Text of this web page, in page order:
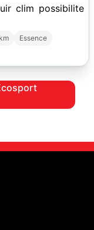
clim possibilite
Essence